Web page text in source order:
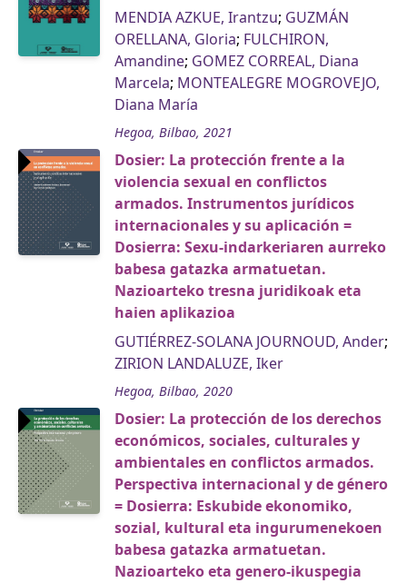
MENDIA AZKUE, Irantzu; GUZMÁN
ORELLANA, Gloria; FULCHIRON,
Amandine; GOMEZ CORREAL, Diana
Marcela; MONTEALEGRE MOGROVEJO,
Diana María
Hegoa, Bilbao, 2021
Dosier: La protección frente a la
violencia sexual en conflictos
armados. Instrumentos jurídicos
internacionales y su aplicación =
Dosierra: Sexu-indarkeriaren aurreko
babesa gatazka armatuetan.
Nazioarteko tresna juridikoak eta
haien aplikazioa
GUTIÉRREZ-SOLANA JOURNOUD, Ander;
ZIRION LANDALUZE, Iker
Hegoa, Bilbao, 2020
Dosier: La protección de los derechos
económicos, sociales, culturales y
ambientales en conflictos armados.
Perspectiva internacional y de género
= Dosierra: Eskubide ekonomiko,
sozial, kultural eta ingurumenekoen
babesa gatazka armatuetan.
Nazioarteko eta genero-ikuspegia